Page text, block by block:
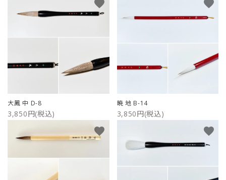
大鳳 中 D-8
3,850円(税込)
favorite
暁 地 B-14
3,850円(税込)
favorite
favorite favorite